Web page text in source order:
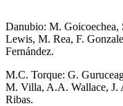
Danubio: M. Goicoechea,
Lewis, M. Rea, F.
Fernández.
M.C. Torque: G.
M. Villa, A.A. Wallace, J.
Ribas.